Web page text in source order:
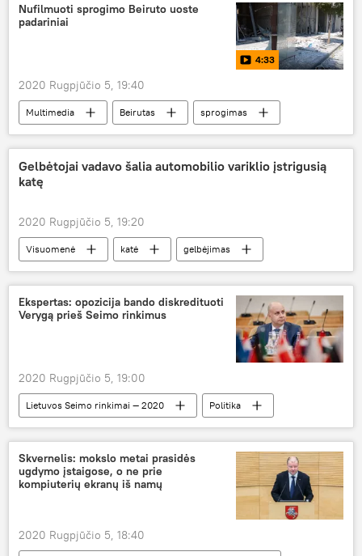
Nufilmuoti sprogimo Beiruto uoste
padariniai
4:33
2020 Rugpjūčio 5, 19:40
Multimedia Beirutas sprogimas
Gelbėtojai vadavo šalia automobilio variklio įstrigusią
katę
2020 Rugpjūčio 5, 19:20
Visuomenė katė gelbėjimas
Ekspertas: opozicija bando diskredituoti
Verygą prieš Seimo rinkimus
2020 Rugpjūčio 5, 19:00
Lietuvos Seimo rinkimai — 2020
Politika
Analitika
Aurelijus Veryga
Seimo rinkimai
atsistatydinimas
Skvernelis: mokslo metai prasidės
ugdymo įstaigose, o ne prie
kompiuterių ekranų iš namų
2020 Rugpjūčio 5, 18:40